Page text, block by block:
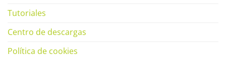
Tutoriales
Centro de descargas
Política de cookies